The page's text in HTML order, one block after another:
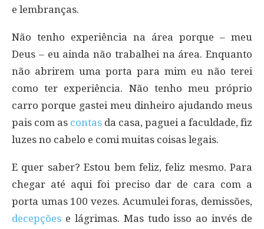
e lembranças.
Não tenho experiência na área porque – meu
Deus – eu ainda não trabalhei na área. Enquanto
não abrirem uma porta para mim eu não terei
como ter experiência. Não tenho meu próprio
carro porque gastei meu dinheiro ajudando meus
pais com as contas da casa, paguei a faculdade, fiz
luzes no cabelo e comi muitas coisas legais.
E quer saber? Estou bem feliz, feliz mesmo. Para
chegar até aqui foi preciso dar de cara com a
porta umas 100 vezes. Acumulei foras, demissões,
decepções e lágrimas. Mas tudo isso ao invés de